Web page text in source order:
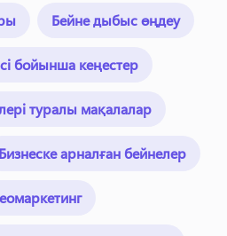
Бейне дыбыс өңдеу
бойынша кеңестер
туралы мақалалар
Бизнеске арналған бейнелер